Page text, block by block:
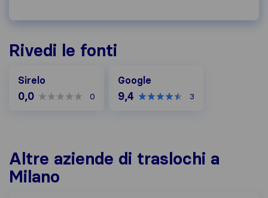
Rivedi le fonti
Sirelo
0,0 0
Google
9,4 3
Altre aziende di traslochi a
Milano